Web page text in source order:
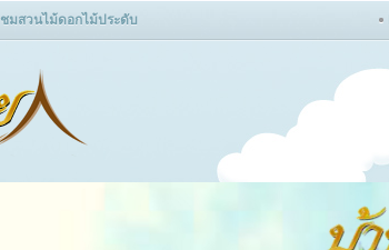
ชมสวนไม้ดอกไม้ประดับ